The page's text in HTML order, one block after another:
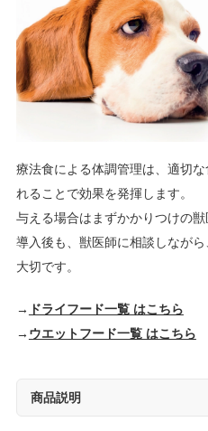
療法食による体調管理は、適切
れることで効果を発揮します。
与える場合はまずかかりつけの獣
導入後も、獣医師に相談しなが
大切です。
→ ドライフード一覧 はこちら
→ ウエットフード一覧 はこちら
商品説明